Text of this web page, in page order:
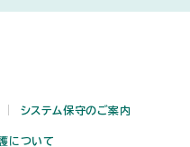
システム保守のご案内
について